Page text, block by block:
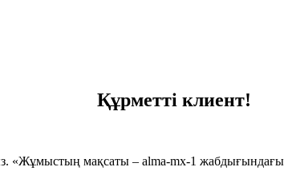
Құрметті клиент!
«Жұмыстың мақсаты – alma-mx-1